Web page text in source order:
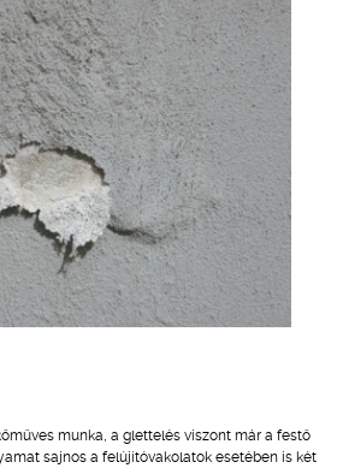
munka, a glettelés viszont már a festő
sajnos a felújítóvakolatok esetében is két